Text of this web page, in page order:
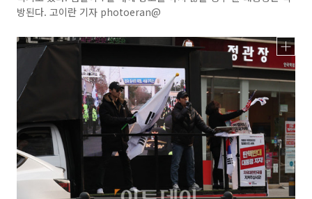
방된다. 고이란 기자 photoeran@